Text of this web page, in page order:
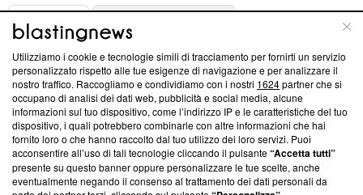
ABOUT
Questa sezione offre informazioni trasparenti su Blasting
News, sui nostri processi editoriali e su come ci impegniamo a
creare news di qualità. Inoltre, afferma la nostra aderenza a
‘Trust Project - News with Integrity’Blasting News non è
ancora membro del programma, ma ha richiesto di farne
parte; Trust Project non ha ancora effettuato una verifica di
conformità agli standard.
Utilizziamo i cookie e tecnologie simili di tracciamento per fornirti un servizio
personalizzato rispetto alle tue esigenze di navigazione e per analizzare il
nostro traffico. Raccogliamo e condividiamo con i nostri 1624partner che si
occupano di analisi dei dati web, pubblicità e social media, alcune
informazioni sul tuo dispositivo, come l’indirizzo IP e le caratteristiche del tuo
dispositivo, i quali potrebbero combinarle con altre informazioni che hai
fornito loro o che hanno raccolto dal tuo utilizzo dei loro servizi. Puoi
acconsentire all’uso di tali tecnologie cliccando il pulsante“Accetta tutti”
presente su questo banner oppure personalizzare le tue scelte, anche
eventualmente negando il consenso al trattamento dei dati personali da